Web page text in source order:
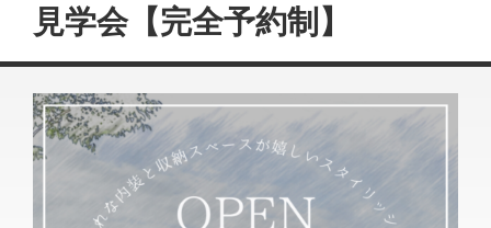
見学会【完全予約制】